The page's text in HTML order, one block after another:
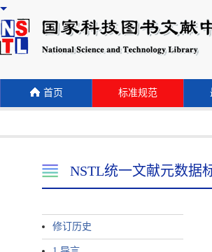
首页 标准规范
NSTL统一文献元数据
修订历史